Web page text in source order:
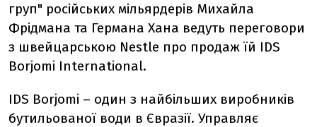
груп" російських мільярдерів Михайла
Фрідмана та Германа Хана ведуть переговори
з швейцарською Nestle про продаж їй IDS
Borjomi International.
IDS Borjomi – один з найбільших виробників
бутильованої води в Євразії. Управляє